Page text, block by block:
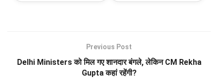
Previous Post
Delhi Ministers को मिल गए शानदार बंगले, लेकिन CM Rekha
Gupta कहां रहेंगी?